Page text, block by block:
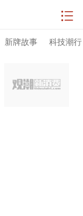
新牌故事 科技潮行